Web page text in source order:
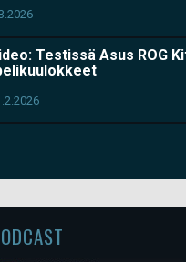
Testissä Asus ROG